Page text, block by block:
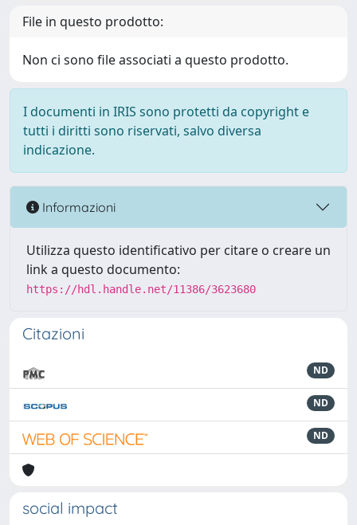
File in questo prodotto:
Non ci sono file associati a questo prodotto.
I documenti in IRIS sono protetti da copyright e
tutti i diritti sono riservati, salvo diversa
indicazione.
Informazioni
Utilizza questo identificativo per citare o creare un
link a questo documento:
https://hdl.handle.net/11386/3623680
Citazioni
ND
ND
ND
social impact